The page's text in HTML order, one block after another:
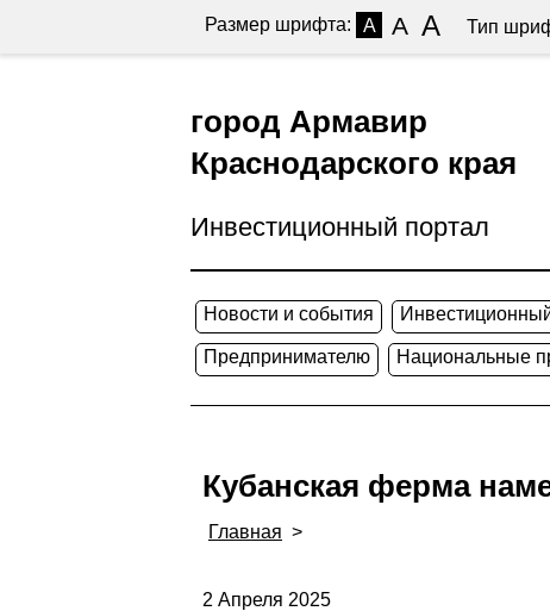
Размер шрифта: A A A Тип
город Армавир
Краснодарского края
Инвестиционный портал
Новости и события
Предпринимателю Национальные
Кубанская ферма
Главная >
2 Апреля 2025